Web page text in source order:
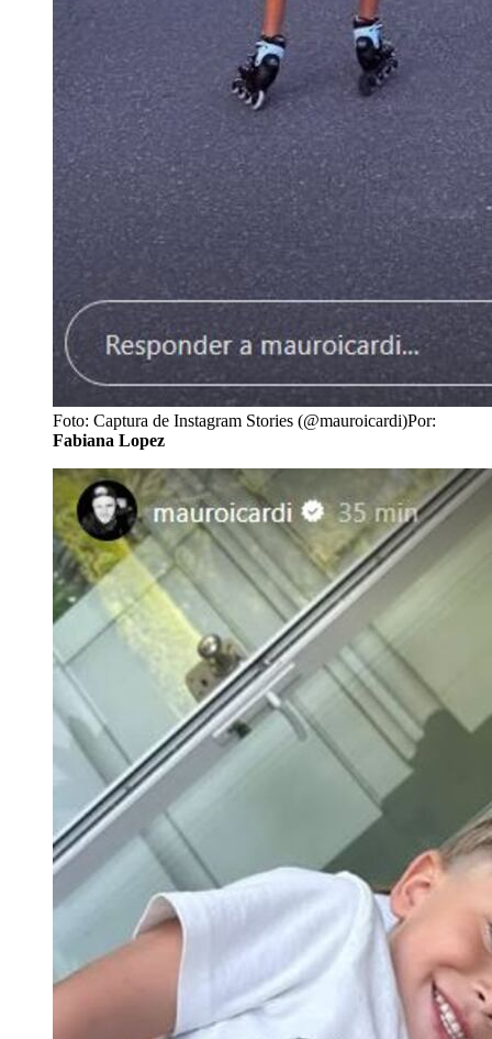
Foto: Captura de Instagram Stories (@mauroicardi)Por:
Fabiana Lopez